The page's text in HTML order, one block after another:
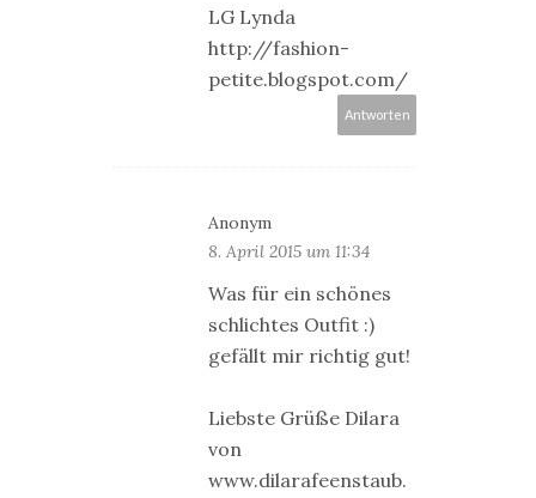
LG Lynda
http://fashion-
petite.blogspot.com/
Antworten
Anonym
8. April 2015 um 11:34
Was für ein schönes
schlichtes Outfit :)
gefällt mir richtig gut!
Liebste Grüße Dilara
von
www.dilarafeenstaub.